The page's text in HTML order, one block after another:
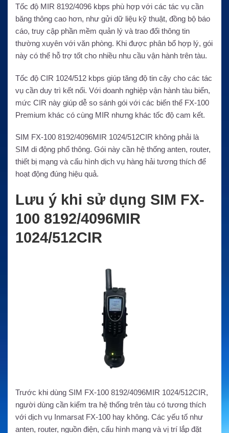
Tốc độ MIR 8192/4096 kbps phù hợp với các tác vụ cần
băng thông cao hơn, như gửi dữ liệu kỹ thuật, đồng bộ báo
cáo, truy cập phần mềm quản lý và trao đổi thông tin
thường xuyên với văn phòng. Khi được phân bổ hợp lý, gói
này có thể hỗ trợ tốt cho nhiều nhu cầu vận hành trên tàu.
Tốc độ CIR 1024/512 kbps giúp tăng độ tin cậy cho các tác
vụ cần duy trì kết nối. Với doanh nghiệp vận hành tàu biển,
mức CIR này giúp dễ so sánh gói với các biến thể FX-100
Premium khác có cùng MIR nhưng khác tốc độ cam kết.
SIM FX-100 8192/4096MIR 1024/512CIR không phải là
SIM di động phổ thông. Gói này cần hệ thống anten, router,
thiết bị mạng và cấu hình dịch vụ hàng hải tương thích để
hoạt động đúng hiệu quả.
Lưu ý khi sử dụng SIM FX-
100 8192/4096MIR
1024/512CIR
Trước khi dùng SIM FX-100 8192/4096MIR 1024/512CIR,
người dùng cần kiểm tra hệ thống trên tàu có tương thích
với dịch vụ Inmarsat FX-100 hay không. Các yếu tố như
anten, router, nguồn điện, cấu hình mạng và vị trí lắp đặt